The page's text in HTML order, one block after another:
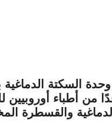
السكتة
أطباء أوروبيين
والقسطرة